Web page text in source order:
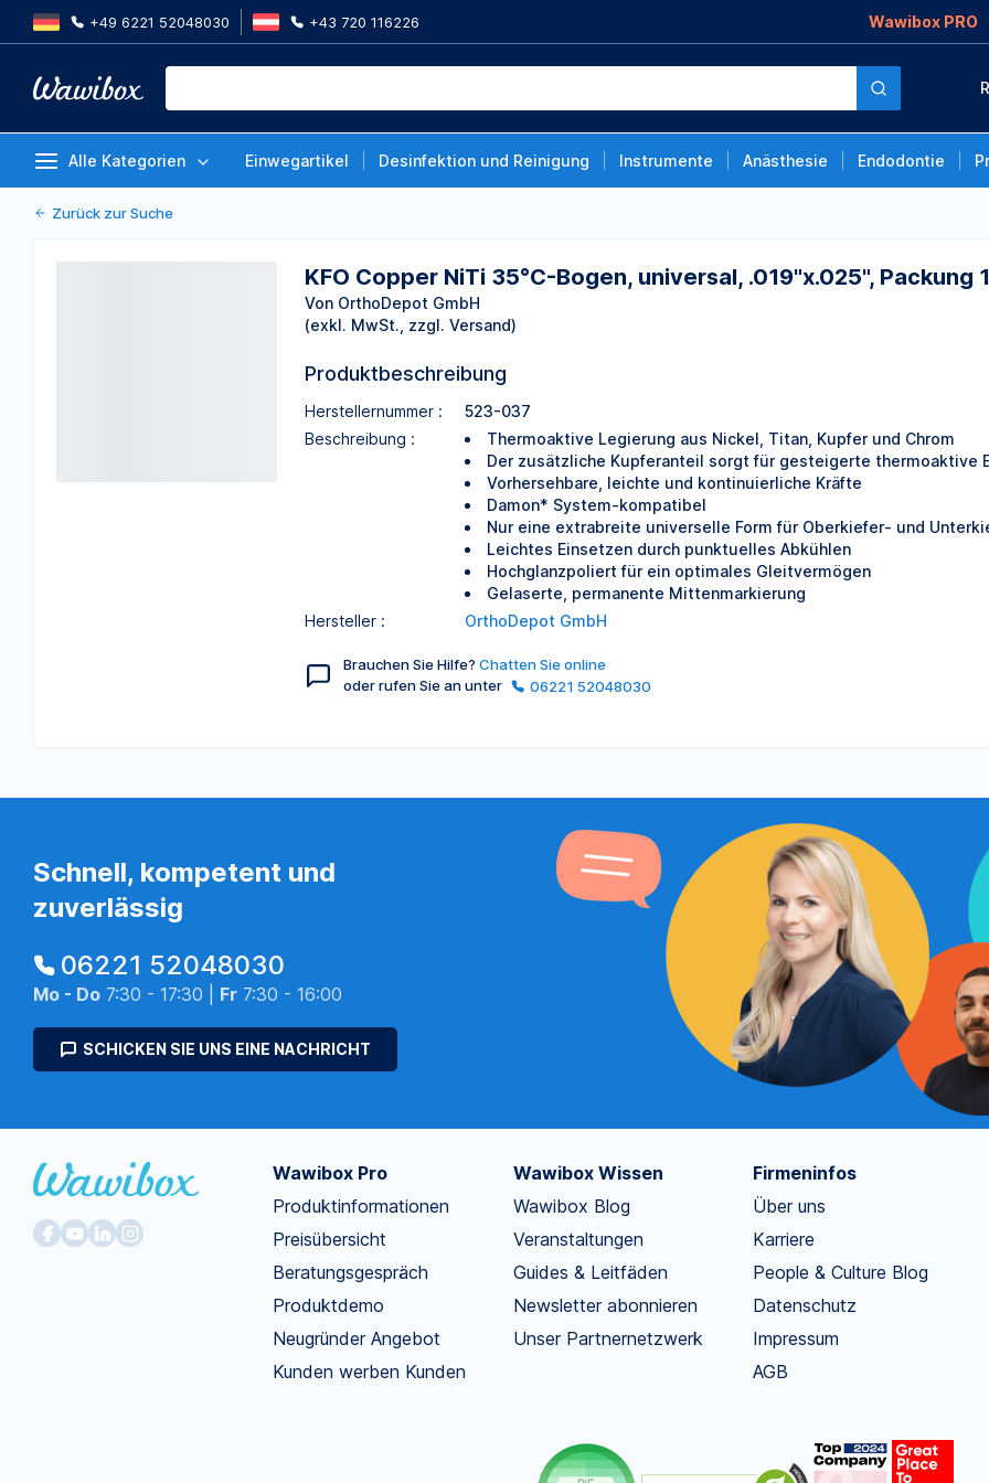
+49 6221 52048030 +43 720 116226 Wawibox PRO
Alle Kategorien Einwegartikel Desinfektion und Reinigung Instrumente Anästhesie Endodontie
KFO Copper NiTi 35°C-Bogen, universal, .019"x.025",
Zurück zur Suche
KFO Copper NiTi 35°C-Bogen, universal, .019"x.025", Packung
Von OrthoDepot GmbH
(exkl. MwSt., zzgl. Versand)
Produktbeschreibung
Herstellernummer :
523-037
Beschreibung :
Thermoaktive Legierung aus Nickel, Titan, Kupfer und Chrom
Der zusätzliche Kupferanteil sorgt für gesteigerte thermoaktive
Vorhersehbare, leichte und kontinuierliche Kräfte
Damon* System-kompatibel
Nur eine extrabreite universelle Form für Oberkiefer- und
Leichtes Einsetzen durch punktuelles Abkühlen
Hochglanzpoliert für ein optimales Gleitvermögen
Gelaserte, permanente Mittenmarkierung
Hersteller :
OrthoDepot GmbH
Brauchen Sie Hilfe? Chatten Sie online
oder rufen Sie an unter
06221 52048030
Schnell, kompetent und
zuverlässig
06221 52048030
Mo - Do 7:30 - 17:30 | Fr 7:30 - 16:00
SCHICKEN SIE UNS EINE NACHRICHT
Wawibox Pro
Produktinformationen
Preisübersicht
Beratungsgespräch
Produktdemo
Neugründer Angebot
Kunden werben Kunden
Wawibox Wissen
Wawibox Blog
Veranstaltungen
Guides & Leitfäden
Newsletter abonnieren
Unser Partnernetzwerk
Firmeninfos
Über uns
Karriere
People & Culture Blog
Datenschutz
Impressum
AGB